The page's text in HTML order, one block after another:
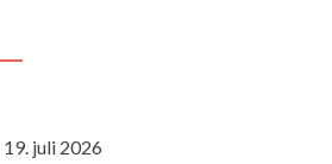
19. juli 2026